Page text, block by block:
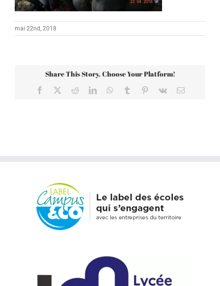
mai 22nd, 2018
Share This Story, Choose Your Platform!
Facebook RedditLinkedInWhatsApp
Tumblr Pinterest
Vk Email